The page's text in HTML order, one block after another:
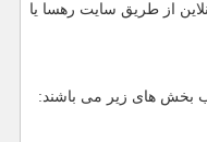
از طریق سایت رهسا یا